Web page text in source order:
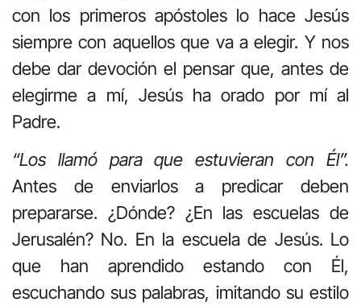
con los primeros apóstoles lo hace Jesús
siempre con aquellos que va a elegir. Y nos
debe dar devoción el pensar que, antes de
elegirme a mí, Jesús ha orado por mí al
Padre.
“Los llamó para que estuvieran con Él”.
Antes de enviarlos a predicar deben
prepararse. ¿Dónde? ¿En las escuelas de
Jerusalén? No. En la escuela de Jesús. Lo
que han aprendido estando con Él,
escuchando sus palabras, imitando su estilo